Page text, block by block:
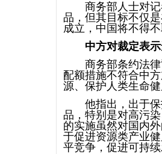
商务部人士对记
品，但其目标不仅
成立，中国将不得
中方对裁定表示
商务部条约法律
配额措施不符合中
源、保护人类生命
他指出，出于保
品，特别是对高污
的实施虽然对国内
于促进资源类产业
平竞争，促进可持